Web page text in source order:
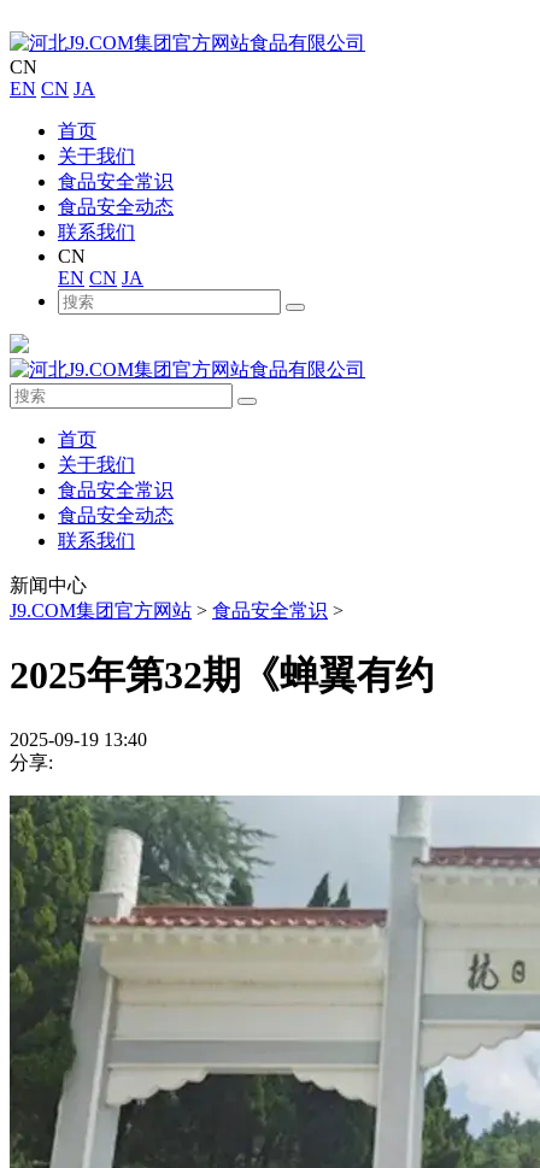
CN
EN CN JA
首页
关于我们
食品安全常识
食品安全动态
联系我们
CN
EN CN JA
首页
关于我们
食品安全常识
食品安全动态
联系我们
新闻中心
J9.COM集团官方网站 > 食品安全常识 >
2025年第32期《蝉翼有约
2025-09-19 13:40
分享: